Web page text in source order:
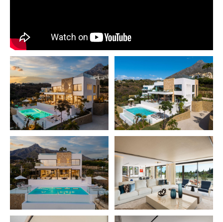
diseñados por Esspora, la vivienda ofrece privacidad y
vistas panorámicas, combinando piedra natural y
cristal con elegantes líneas geométricas.
La planta baja de Villa Haven está diseñada para el ocio
y el bienestar. Cuenta con un dormitorio de invitados
totalmente equipado, lavandería, un salón de
entretenimiento con bar a medida, un spa completo
con piscina climatizada interior y sauna, y un gimnasio
privado. Esta planta también incluye un cuarto de
servicio Proinsermant a medida, lo que subraya la
sofisticación técnica de la villa y su compromiso con la
excelencia operativa.
En la planta principal, la distribución diáfana conecta a
la perfección las zonas de estar, comedor y cocina. El
salón se abre a una gran terraza con vistas a los
jardines y la piscina, ideal para comer al aire libre y